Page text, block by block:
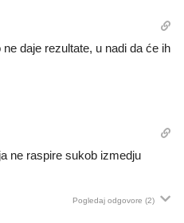
daje rezultate, u nadi da će ih
ne raspire sukob izmedju
Pogledaj odgovore (2)